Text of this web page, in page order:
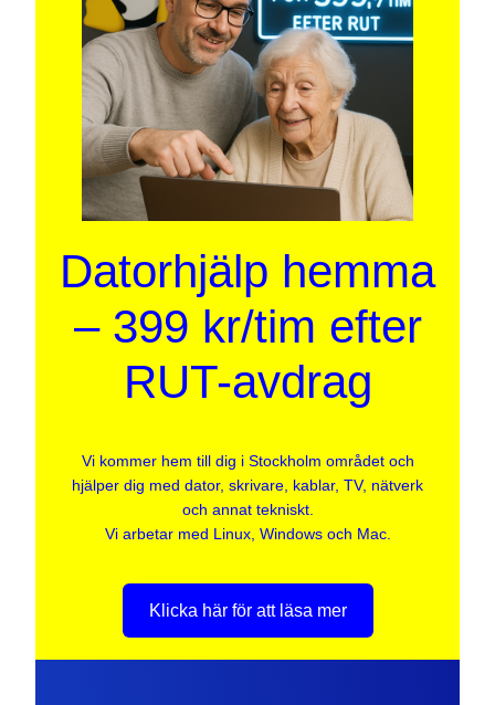
Datorhjälp hemma
– 399 kr/tim efter
RUT-avdrag
Vi kommer hem till dig i Stockholm området och
hjälper dig med dator, skrivare, kablar, TV, nätverk
och annat tekniskt.
Vi arbetar med Linux, Windows och Mac.
Klicka här för att läsa mer